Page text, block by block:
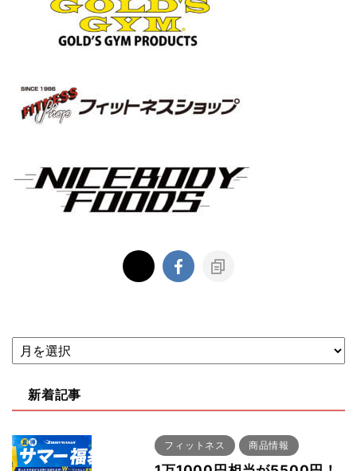
新着記事
フィットネス 商品情報